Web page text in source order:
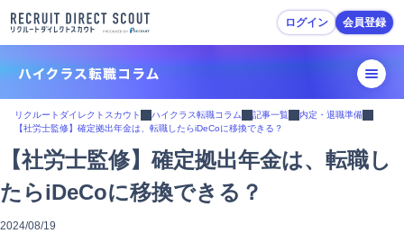
ログイン 会員登録
転職活動ガイド
転職準備
履歴書・職務経歴書作成
リクルートダイレクトスカウト ハイクラス転職コラム 記事一覧
内定・退職準備
【社労士監修】確定拠出年金は、転職したらiDeCoに移換できる？
【社労士監修】確定拠出年金は、転職し
たらiDeCoに移換できる？
2024/08/19